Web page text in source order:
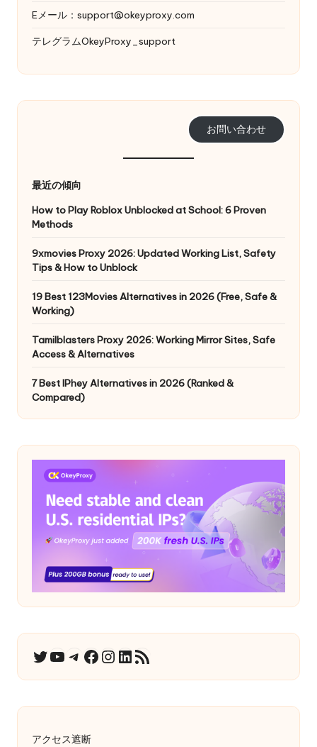
Eメール： support@okeyproxy.com
テレグラムOkeyProxy_support
お問い合わせ
最近の傾向
How to Play Roblox Unblocked at School: 6 Proven
Methods
9xmovies Proxy 2026: Updated Working List, Safety
Tips & How to Unblock
19 Best 123Movies Alternatives in 2026 (Free, Safe &
Working)
Tamilblasters Proxy 2026: Working Mirror Sites, Safe
Access & Alternatives
7 Best IPhey Alternatives in 2026 (Ranked &
Compared)
ツイッターユーチューブ テレグラム フェイスブックインスタグラム LinkedIn
RSSフィード
アクセス遮断